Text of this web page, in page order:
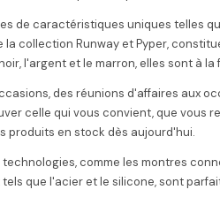
de caractéristiques uniques telles
collection Runway et Pyper,
l'argent et le marron, elles sont à
des réunions d'affaires aux
celle qui vous convient, que
produits en stock dès aujourd'hui.
comme les montres
que l'acier et le silicone, sont